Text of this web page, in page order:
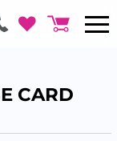
CARD